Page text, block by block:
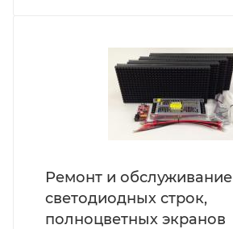
Ремонт и обслуживание
светодиодных строк,
полноцветных экранов